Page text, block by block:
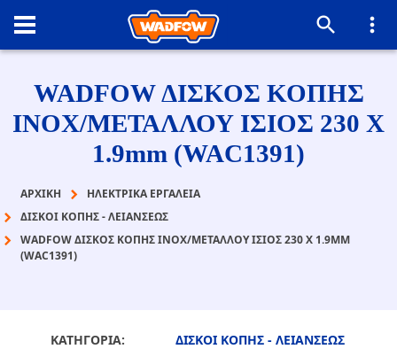
WADFOW ΔΙΣΚΟΣ ΚΟΠΗΣ
ΙΝΟΧ/ΜΕΤΑΛΛΟΥ ΙΣΙΟΣ 230 Χ
1.9mm (WAC1391)
ΑΡΧΙΚΉ
ΗΛΕΚΤΡΙΚΑ ΕΡΓΑΛΕΙΑ
ΔΙΣΚΟΙ ΚΟΠΗΣ - ΛΕΙΑΝΣΕΩΣ
WADFOW ΔΙΣΚΟΣ ΚΟΠΗΣ ΙΝΟΧ/ΜΕΤΑΛΛΟΥ ΙΣΙΟΣ 230 Χ 1.9MM
(WAC1391)
ΚΑΤΗΓΟΡΙΑ:
ΔΙΣΚΟΙ ΚΟΠΗΣ - ΛΕΙΑΝΣΕΩΣ